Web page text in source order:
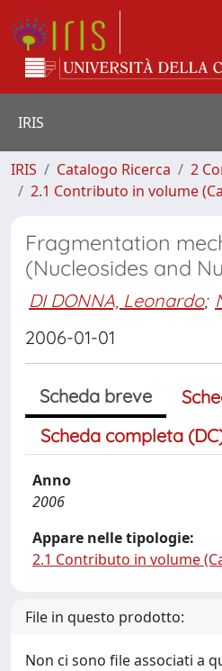
IRIS
IRIS Catalogo Ricerca
2
2.1 Contributo in volume
Fragmentation
(Nucleosides and
DI DONNA, Leonardo;
2006-01-01
Scheda breve
Scheda completa
Anno
2006
Appare nelle tipologie:
2.1 Contributo in volume
File in questo prodotto:
Non ci sono file associati a